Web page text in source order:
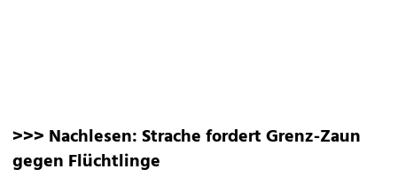
>>> Nachlesen: Strache fordert Grenz-Zaun
gegen Flüchtlinge